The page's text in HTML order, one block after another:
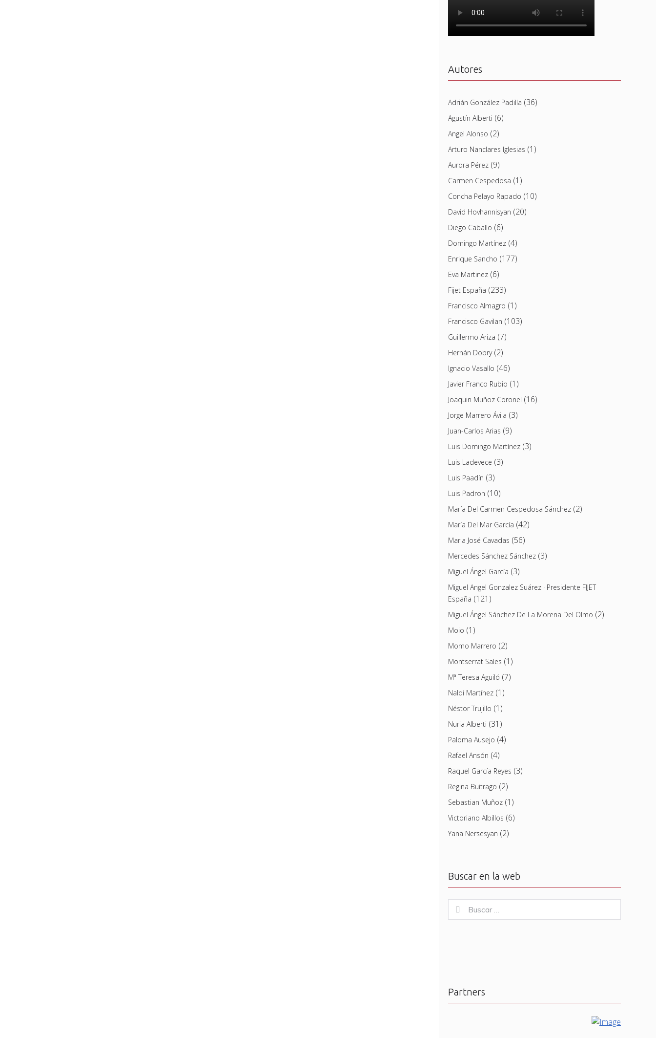
Autores
Adrián González Padilla (36)
Agustín Alberti (6)
Angel Alonso (2)
Arturo Nanclares Iglesias (1)
Aurora Pérez(9)
Carmen Cespedosa (1)
Concha Pelayo Rapado (10)
David Hovhannisyan (20)
Diego Caballo (6)
Domingo Martínez(4)
Enrique Sancho (177)
Eva Martinez(6)
Fijet España (233)
Francisco Almagro (1)
Francisco Gavilan (103)
Guillermo Ariza (7)
Hernán Dobry(2)
Ignacio Vasallo (46)
Javier Franco Rubio (1)
Joaquin Muñoz Coronel (16)
Jorge Marrero Ávila (3)
Juan-Carlos Arias (9)
Luis Domingo Martínez(3)
Luis Ladevece (3)
Luis Paadín (3)
Luis Padron (10)
María Del Carmen Cespedosa Sánchez(2)
María Del Mar García (42)
Maria José Cavadas (56)
Mercedes Sánchez Sánchez(3)
Miguel Ángel García (3)
Miguel Angel Gonzalez Suárez · Presidente FIJET
España (121)
Miguel Ángel Sánchez De La Morena Del Olmo (2)
Moio (1)
Momo Marrero (2)
Montserrat Sales (1)
Mª Teresa Aguiló (7)
Naldi Martínez(1)
Néstor Trujillo (1)
Nuria Alberti (31)
Paloma Ausejo (4)
Rafael Ansón (4)
Raquel García Reyes (3)
Regina Buitrago (2)
Sebastian Muñoz(1)
Victoriano Albillos (6)
Yana Nersesyan (2)
Buscar en la web
for:
Buscar
Partners